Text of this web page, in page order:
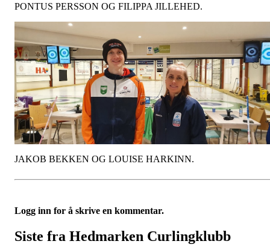
PONTUS PERSSON OG FILIPPA JILLEHED.
JAKOB BEKKEN OG LOUISE HARKINN.
Logg inn for å skrive en kommentar.
Siste fra Hedmarken Curlingklubb